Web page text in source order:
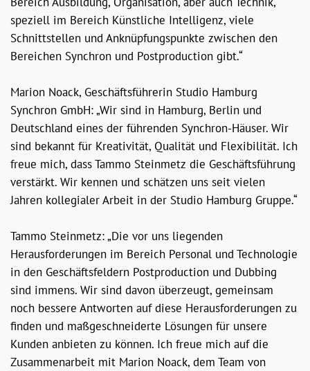
speziell im Bereich Künstliche Intelligenz, viele
Schnittstellen und Anknüpfungspunkte zwischen den
Bereichen Synchron und Postproduction gibt.“
Marion Noack, Geschäftsführerin Studio Hamburg
Synchron GmbH: „Wir sind in Hamburg, Berlin und
Deutschland eines der führenden Synchron-Häuser. Wir
sind bekannt für Kreativität, Qualität und Flexibilität. Ich
freue mich, dass Tammo Steinmetz die Geschäftsführung
verstärkt. Wir kennen und schätzen uns seit vielen
Jahren kollegialer Arbeit in der Studio Hamburg Gruppe.“
Tammo Steinmetz: „Die vor uns liegenden
Herausforderungen im Bereich Personal und Technologie
in den Geschäftsfeldern Postproduction und Dubbing
sind immens. Wir sind davon überzeugt, gemeinsam
noch bessere Antworten auf diese Herausforderungen zu
finden und maßgeschneiderte Lösungen für unsere
Kunden anbieten zu können. Ich freue mich auf die
Zusammenarbeit mit Marion Noack, dem Team von